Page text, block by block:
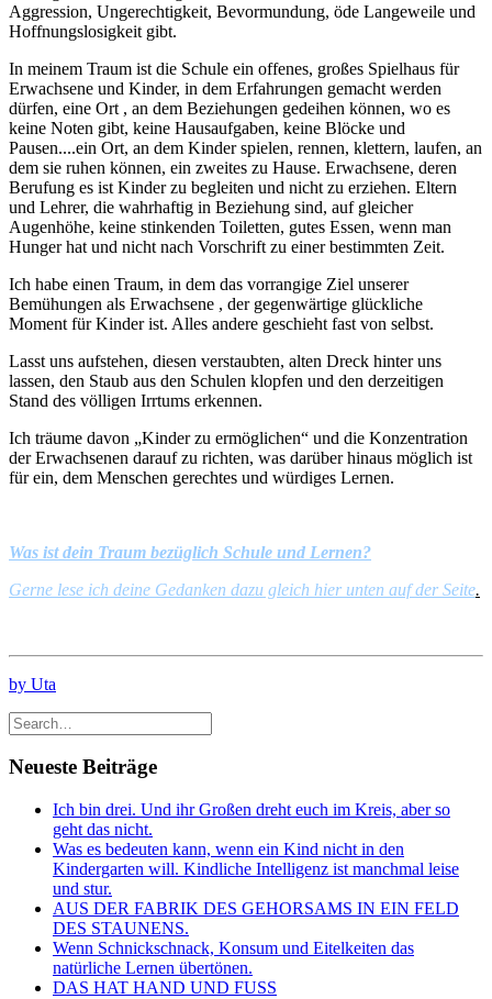
Aggression, Ungerechtigkeit, Bevormundung, öde Langeweile und
Hoffnungslosigkeit gibt.
In meinem Traum ist die Schule ein offenes, großes Spielhaus für
Erwachsene und Kinder, in dem Erfahrungen gemacht werden
dürfen, eine Ort , an dem Beziehungen gedeihen können, wo es
keine Noten gibt, keine Hausaufgaben, keine Blöcke und
Pausen....ein Ort, an dem Kinder spielen, rennen, klettern, laufen, an
dem sie ruhen können, ein zweites zu Hause. Erwachsene, deren
Berufung es ist Kinder zu begleiten und nicht zu erziehen. Eltern
und Lehrer, die wahrhaftig in Beziehung sind, auf gleicher
Augenhöhe, keine stinkenden Toiletten, gutes Essen, wenn man
Hunger hat und nicht nach Vorschrift zu einer bestimmten Zeit.
Ich habe einen Traum, in dem das vorrangige Ziel unserer
Bemühungen als Erwachsene , der gegenwärtige glückliche
Moment für Kinder ist. Alles andere geschieht fast von selbst.
Lasst uns aufstehen, diesen verstaubten, alten Dreck hinter uns
lassen, den Staub aus den Schulen klopfen und den derzeitigen
Stand des völligen Irrtums erkennen.
Ich träume davon „Kinder zu ermöglichen“ und die Konzentration
der Erwachsenen darauf zu richten, was darüber hinaus möglich ist
für ein, dem Menschen gerechtes und würdiges Lernen.
Was ist dein Traum bezüglich Schule und Lernen?
Gerne lese ich deine Gedanken dazu gleich hier unten auf der Seite.
by Uta
Neueste Beiträge
Ich bin drei. Und ihr Großen dreht euch im Kreis, aber so
geht das nicht.
Was es bedeuten kann, wenn ein Kind nicht in den
Kindergarten will. Kindliche Intelligenz ist manchmal leise
und stur.
AUS DER FABRIK DES GEHORSAMS IN EIN FELD
DES STAUNENS.
Wenn Schnickschnack, Konsum und Eitelkeiten das
natürliche Lernen übertönen.
DAS HAT HAND UND FUSS